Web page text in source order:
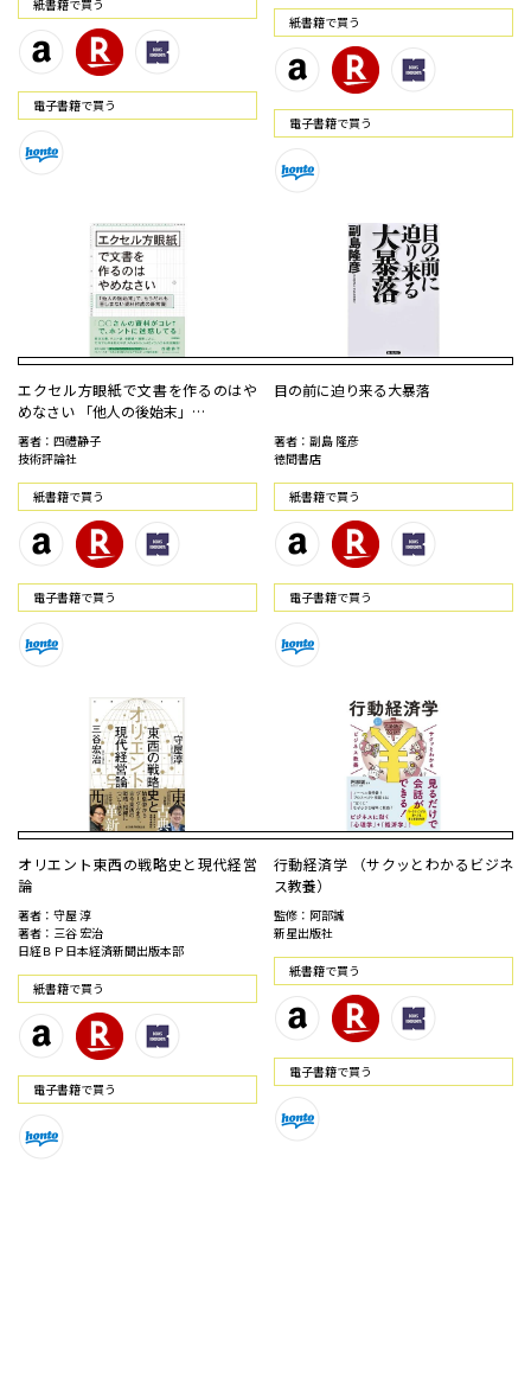
紙書籍で買う
電⼦書籍で買う
紙書籍で買う
電⼦書籍で買う
エクセル方眼紙で文書を作るのはや
めなさい 「他人の後始末」…
著者：四禮静子
技術評論社
紙書籍で買う
電⼦書籍で買う
目の前に迫り来る大暴落
著者：副島 隆彦
徳間書店
紙書籍で買う
電⼦書籍で買う
オリエント東西の戦略史と現代経営
論
著者：守屋 淳
著者：三谷 宏治
日経ＢＰ日本経済新聞出版本部
紙書籍で買う
電⼦書籍で買う
行動経済学 （サクッとわかるビジネ
ス教養）
監修：阿部誠
新星出版社
紙書籍で買う
電⼦書籍で買う